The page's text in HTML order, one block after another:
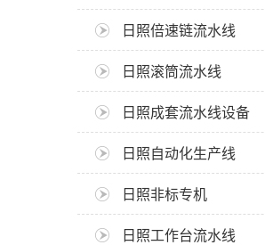
日照倍速链流水线
日照滚筒流水线
日照成套流水线设备
日照自动化生产线
日照非标专机
日照工作台流水线